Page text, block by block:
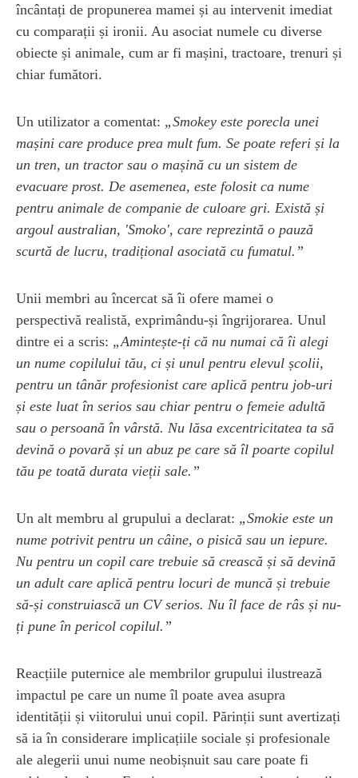
încântați de propunerea mamei și au intervenit imediat
cu comparații și ironii. Au asociat numele cu diverse
obiecte și animale, cum ar fi mașini, tractoare, trenuri și
chiar fumători.
Un utilizator a comentat: „Smokey este porecla unei
mașini care produce prea mult fum. Se poate referi și la
un tren, un tractor sau o mașină cu un sistem de
evacuare prost. De asemenea, este folosit ca nume
pentru animale de companie de culoare gri. Există și
argoul australian, 'Smoko', care reprezintă o pauză
scurtă de lucru, tradițional asociată cu fumatul.”
Unii membri au încercat să îi ofere mamei o
perspectivă realistă, exprimându-și îngrijorarea. Unul
dintre ei a scris: „Amintește-ți că nu numai că îi alegi
un nume copilului tău, ci și unul pentru elevul școlii,
pentru un tânăr profesionist care aplică pentru job-uri
și este luat în serios sau chiar pentru o femeie adultă
sau o persoană în vârstă. Nu lăsa excentricitatea ta să
devină o povară și un abuz pe care să îl poarte copilul
tău pe toată durata vieții sale.”
Un alt membru al grupului a declarat: „Smokie este un
nume potrivit pentru un câine, o pisică sau un iepure.
Nu pentru un copil care trebuie să crească și să devină
un adult care aplică pentru locuri de muncă și trebuie
să-și construiască un CV serios. Nu îl face de râs și nu-
ți pune în pericol copilul.”
Reacțiile puternice ale membrilor grupului ilustrează
impactul pe care un nume îl poate avea asupra
identității și viitorului unui copil. Părinții sunt avertizați
să ia în considerare implicațiile sociale și profesionale
ale alegerii unui nume neobișnuit sau care poate fi